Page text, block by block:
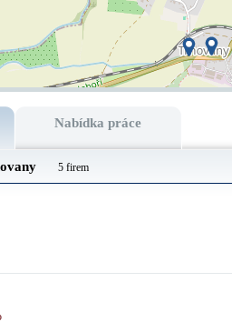
Nabídka práce
5 firem